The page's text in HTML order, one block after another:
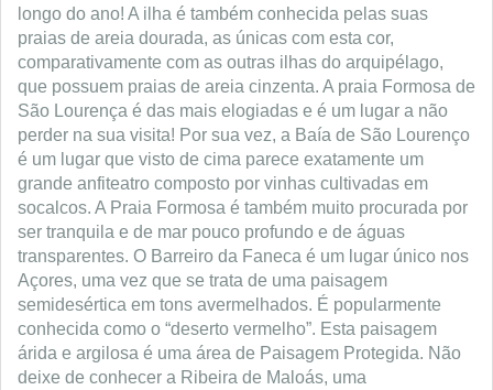
longo do ano! A ilha é também conhecida pelas suas
praias de areia dourada, as únicas com esta cor,
comparativamente com as outras ilhas do arquipélago,
que possuem praias de areia cinzenta. A praia Formosa de
São Lourença é das mais elogiadas e é um lugar a não
perder na sua visita! Por sua vez, a Baía de São Lourenço
é um lugar que visto de cima parece exatamente um
grande anfiteatro composto por vinhas cultivadas em
socalcos. A Praia Formosa é também muito procurada por
ser tranquila e de mar pouco profundo e de águas
transparentes. O Barreiro da Faneca é um lugar único nos
Açores, uma vez que se trata de uma paisagem
semidesértica em tons avermelhados. É popularmente
conhecida como o “deserto vermelho”. Esta paisagem
árida e argilosa é uma área de Paisagem Protegida. Não
deixe de conhecer a Ribeira de Maloás, uma